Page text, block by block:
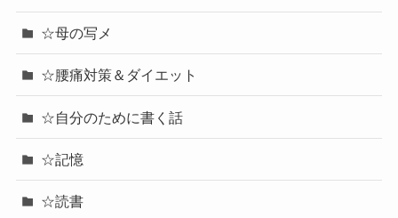
☆母の写メ
☆腰痛対策＆ダイエット
☆自分のために書く話
☆記憶
☆読書